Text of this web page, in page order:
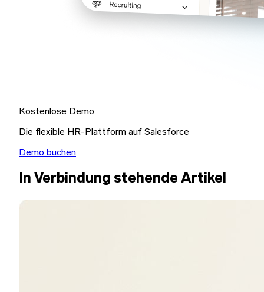
Kostenlose Demo
Die flexible HR-Plattform auf Salesforce
Demo buchen
In Verbindung stehende Artikel